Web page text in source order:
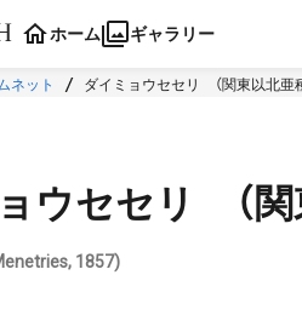
ホーム ギャラリー
ネット ダイミョウセセリ （関東以北亜
ウセセリ （関
1857)